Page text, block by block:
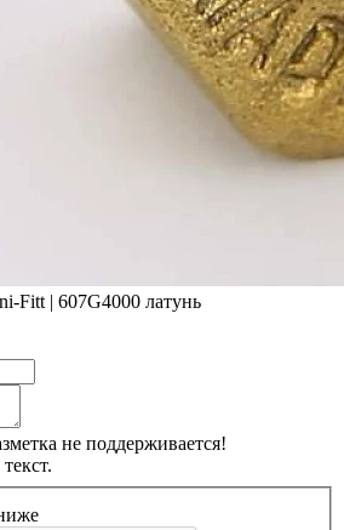
Fitt | 607G4000 латунь
не поддерживается!